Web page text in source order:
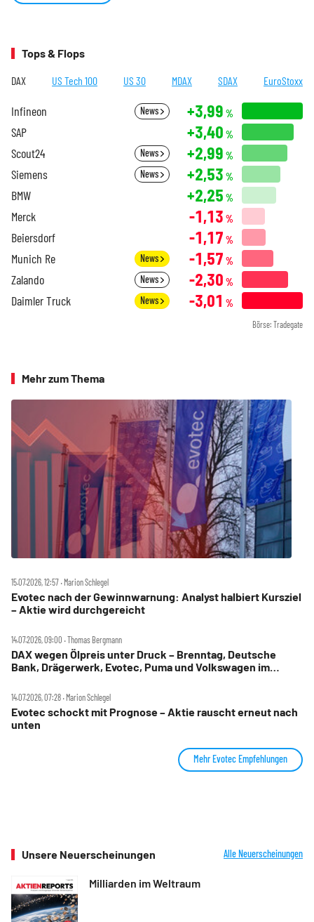
Tops & Flops
DAX US Tech 100 US 30 MDAX SDAX EuroStoxx
Infineon News +3,99 %
SAP +3,40 %
Scout24 News +2,99 %
Siemens News +2,53 %
BMW +2,25 %
Merck -1,13 %
Beiersdorf -1,17 %
Munich Re News -1,57 %
Zalando News -2,30 %
Daimler Truck News -3,01 %
Börse: Tradegate
Mehr zum Thema
15.07.2026, 12:57 ‧ Marion Schlegel
Evotec nach der Gewinnwarnung: Analyst halbiert Kursziel
– Aktie wird durchgereicht
14.07.2026, 09:00 ‧ Thomas Bergmann
DAX wegen Ölpreis unter Druck – Brenntag, Deutsche
Bank, Drägerwerk, Evotec, Puma und Volkswagen im
14.07.2026, 07:28 ‧ Marion Schlegel
Evotec schockt mit Prognose – Aktie rauscht erneut nach
unten
Mehr Evotec Empfehlungen
Unsere Neuerscheinungen Alle Neuerscheinungen
Milliarden im Weltraum